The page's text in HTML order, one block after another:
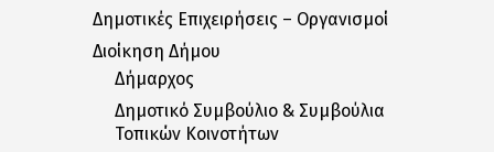
Δημοτικές Επιχειρήσεις – Οργανισμοί
Διοίκηση Δήμου
Δήμαρχος
Δημοτικό Συμβούλιο & Συμβούλια
Τοπικών Κοινοτήτων